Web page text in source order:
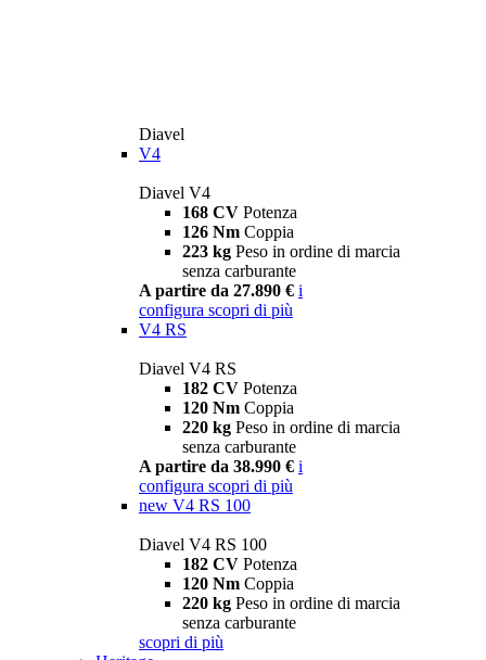
Diavel
V4
Diavel V4
168 CV Potenza
126 Nm Coppia
223 kg Peso in ordine di marcia
senza carburante
A partire da 27.890 € i
configura scopri di più
V4 RS
Diavel V4 RS
182 CV Potenza
120 Nm Coppia
220 kg Peso in ordine di marcia
senza carburante
A partire da 38.990 € i
configura scopri di più
new V4 RS 100
Diavel V4 RS 100
182 CV Potenza
120 Nm Coppia
220 kg Peso in ordine di marcia
senza carburante
scopri di più